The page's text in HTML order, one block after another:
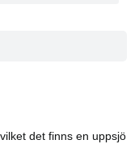
det finns en uppsjö